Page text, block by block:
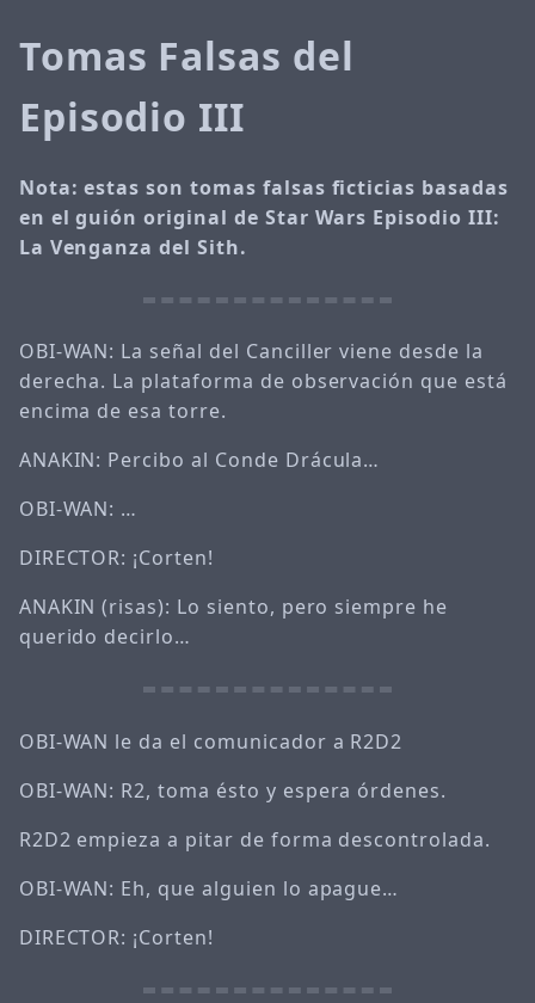
Tomas Falsas del
Episodio III
Nota: estas son tomas falsas ficticias basadas
en el guión original de Star Wars Episodio III:
La Venganza del Sith.
OBI-WAN: La señal del Canciller viene desde la
derecha. La plataforma de observación que está
encima de esa torre.
ANAKIN: Percibo al Conde Drácula…
OBI-WAN: …
DIRECTOR: ¡Corten!
ANAKIN (risas): Lo siento, pero siempre he
querido decirlo…
OBI-WAN le da el comunicador a R2D2
OBI-WAN: R2, toma ésto y espera órdenes.
R2D2 empieza a pitar de forma descontrolada.
OBI-WAN: Eh, que alguien lo apague…
DIRECTOR: ¡Corten!